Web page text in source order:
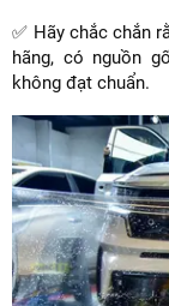
✅ Hãy chắc chắn
hãng, có nguồn
không đạt chuẩn.